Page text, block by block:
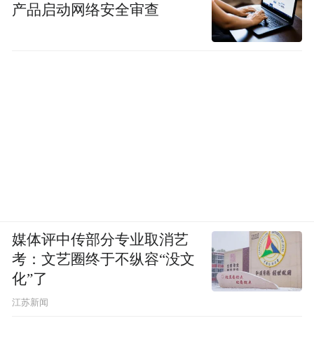
产品启动网络安全审查
媒体评中传部分专业取消艺
考：文艺圈终于不纵容“没文
化”了
江苏新闻